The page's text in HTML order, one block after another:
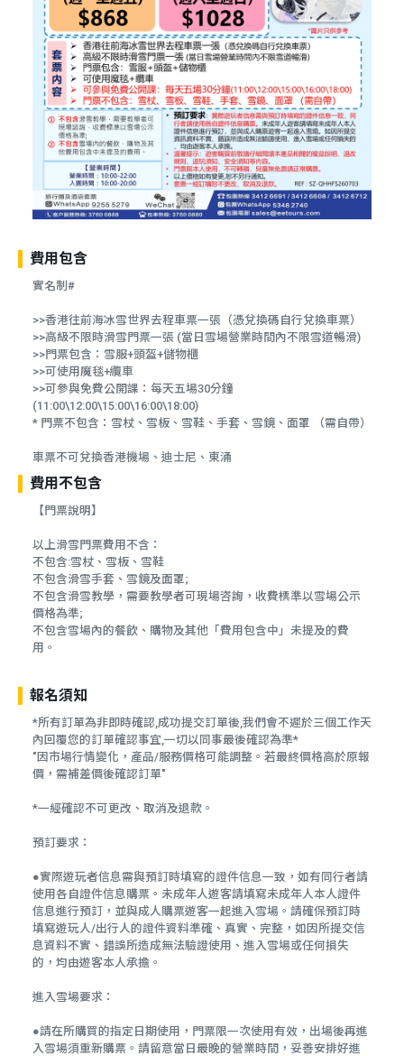
費用包含
實名制#
>>香港往前海冰雪世界去程車票一張（憑兌換碼自行兌換車票）
>>高級不限時滑雪門票一張 (當日雪場營業時間內不限雪道暢滑)
>>門票包含：雪服+頭盔+儲物櫃
>>可使用魔毯+纜車
>>可參與免費公開課：每天五場30分鐘
(11:00\12:00\15:00\16:00\18:00)
* 門票不包含：雪杖、雪板、雪鞋、手套、雪鏡、面罩 （需自帶）
車票不可兌換香港機場、迪士尼、東涌
費用不包含
【門票說明】
以上滑雪門票費用不含：
不包含:雪杖、雪板、雪鞋
不包含滑雪手套、雪鏡及面罩;
不包含滑雪教學，需要教學者可現場咨詢，收費標準以雪場公示
價格為準;
不包含雪場內的餐飲、購物及其他「費用包含中」未提及的費
用。
報名須知
*所有訂單為非即時確認,成功提交訂單後,我們會不遲於三個工作天
內回覆您的訂單確認事宜,一切以同事最後確認為準*
"因市場行情變化，產品/服務價格可能調整。若最終價格高於原報
價，需補差價後確認訂單"
*一經確認不可更改、取消及退款。
預訂要求：
●實際遊玩者信息需與預訂時填寫的證件信息一致，如有同行者請
使用各自證件信息購票。未成年人遊客請填寫未成年人本人證件
信息進行預訂，並與成人購票遊客一起進入雪場。請確保預訂時
填寫遊玩人/出行人的證件資料準確、真實、完整，如因所提交信
息資料不實、錯誤所造成無法驗證使用、進入雪場或任何損失
的，均由遊客本人承擔。
進入雪場要求：
●請在所購買的指定日期使用，門票限一次使用有效，出場後再進
入雪場須重新購票。請留意當日最晚的營業時間，妥善安排好進